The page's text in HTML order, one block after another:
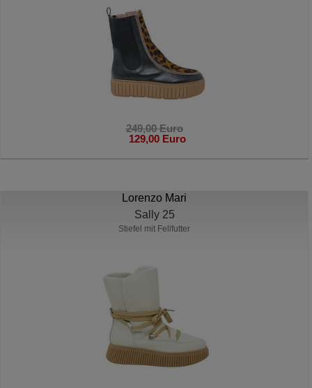
249,00 Euro
129,00 Euro
Lorenzo Mari
Sally 25
Stiefel mit Fellfutter